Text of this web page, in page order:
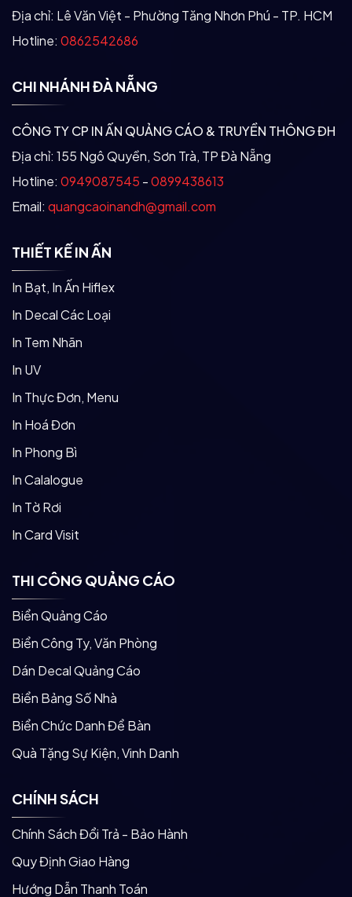
Địa chỉ: Lê Văn Việt - Phường Tăng Nhơn Phú - TP. HCM
Hotline: 0862542686
CHI NHÁNH ĐÀ NẴNG
CÔNG TY CP IN ẤN QUẢNG CÁO & TRUYỀN THÔNG ĐH
Địa chỉ: 155 Ngô Quyền, Sơn Trà, TP Đà Nẵng
Hotline: 0949087545 -0899438613
Email: quangcaoinandh@gmail.com
THIẾT KẾ IN ẤN
In Bạt, In Ấn Hiflex
In Decal Các Loại
In Tem Nhãn
In UV
In Thực Đơn, Menu
In Hoá Đơn
In Phong Bì
In Calalogue
In Tờ Rơi
In Card Visit
THI CÔNG QUẢNG CÁO
Biển Quảng Cáo
Biển Công Ty, Văn Phòng
Dán Decal Quảng Cáo
Biển Bảng Số Nhà
Biển Chức Danh Để Bàn
Quà Tặng Sự Kiện, Vinh Danh
CHÍNH SÁCH
Chính Sách Đổi Trả - Bảo Hành
Quy Định Giao Hàng
Hướng Dẫn Thanh Toán